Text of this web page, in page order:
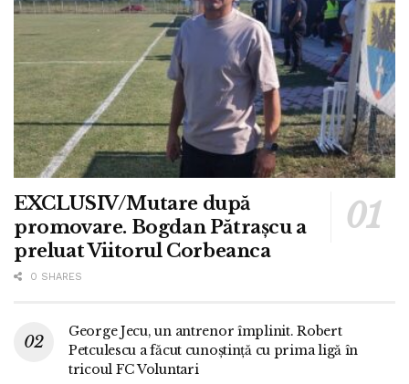
EXCLUSIV/Mutare după
promovare. Bogdan Pătrașcu a
preluat Viitorul Corbeanca
0 SHARES
George Jecu, un antrenor împlinit. Robert
Petculescu a făcut cunoștință cu prima ligă în
tricoul FC Voluntari